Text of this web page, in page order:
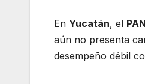
En Yucatán, el PAN
aún no presenta
desempeño débil